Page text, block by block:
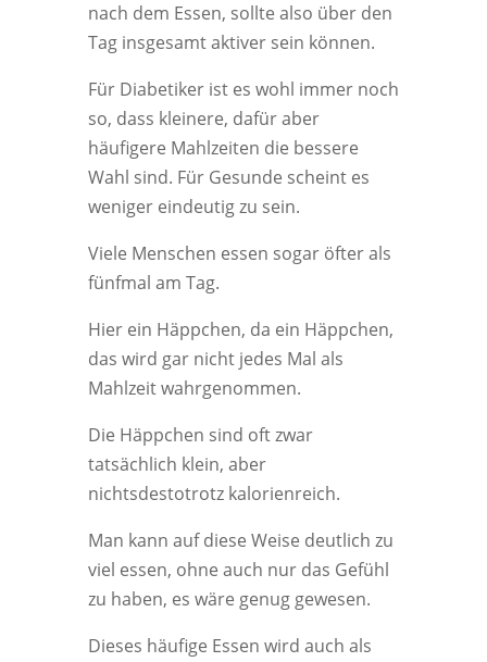
nach dem Essen, sollte also über den
Tag insgesamt aktiver sein können.
Für Diabetiker ist es wohl immer noch
so, dass kleinere, dafür aber
häufigere Mahlzeiten die bessere
Wahl sind. Für Gesunde scheint es
weniger eindeutig zu sein.
Viele Menschen essen sogar öfter als
fünfmal am Tag.
Hier ein Häppchen, da ein Häppchen,
das wird gar nicht jedes Mal als
Mahlzeit wahrgenommen.
Die Häppchen sind oft zwar
tatsächlich klein, aber
nichtsdestotrotz kalorienreich.
Man kann auf diese Weise deutlich zu
viel essen, ohne auch nur das Gefühl
zu haben, es wäre genug gewesen.
Dieses häufige Essen wird auch als